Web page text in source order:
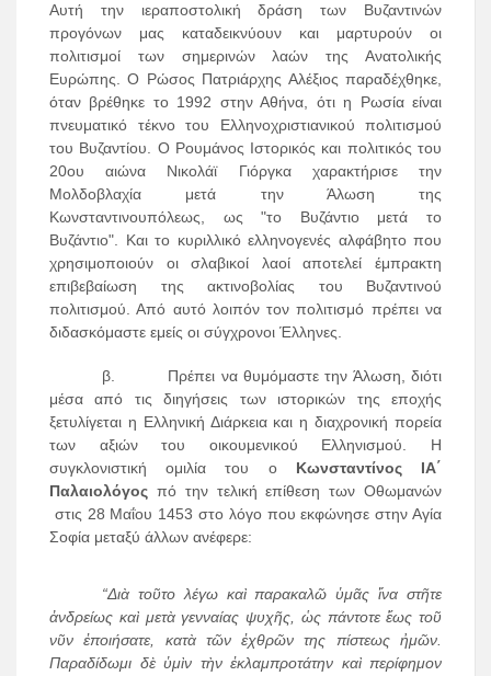
Αυτή την ιεραποστολική δράση των Βυζαντινών
προγόνων μας καταδεικνύουν και μαρτυρούν οι
πολιτισμοί των σημερινών λαών της Ανατολικής
Ευρώπης. Ο Ρώσος Πατριάρχης Αλέξιος παραδέχθηκε,
όταν βρέθηκε το 1992 στην Αθήνα, ότι η Ρωσία είναι
πνευματικό τέκνο του Ελληνοχριστιανικού πολιτισμού
του Βυζαντίου. Ο Ρουμάνος Ιστορικός και πολιτικός του
20ου αιώνα Νικολάϊ Γιόργκα χαρακτήρισε την
Μολδοβλαχία μετά την Άλωση της
Κωνσταντινουπόλεως, ως "το Βυζάντιο μετά το
Βυζάντιο". Και το κυριλλικό ελληνογενές αλφάβητο που
χρησιμοποιούν οι σλαβικοί λαοί αποτελεί έμπρακτη
επιβεβαίωση της ακτινοβολίας του Βυζαντινού
πολιτισμού. Από αυτό λοιπόν τον πολιτισμό πρέπει να
διδασκόμαστε εμείς οι σύγχρονοι Έλληνες.
β. Πρέπει να θυμόμαστε την Άλωση, διότι
μέσα από τις διηγήσεις των ιστορικών της εποχής
ξετυλίγεται η Ελληνική Διάρκεια και η διαχρονική πορεία
των αξιών του οικουμενικού Ελληνισμού. Η
συγκλονιστική ομιλία του o
Κωνσταντίνος ΙΑ΄
Παλαιολόγος πό την τελική επίθεση των Οθωμανών
στις 28 Μαΐου 1453 στο λόγο που εκφώνησε στην Αγία
Σοφία μεταξύ άλλων ανέφερε:
“Διὰ τοῦτο λέγω καὶ παρακαλῶ ὑμᾶς ἴνα στῆτε
ἀνδρείως καὶ μετὰ γενναίας ψυχῆς, ὡς πάντοτε ἕως τοῦ
νῦν ἐποιήσατε, κατὰ τῶν ἐχθρῶν της πίστεως ἠμῶν.
Παραδίδωμι δὲ ὑμὶν τὴν ἐκλαμπροτάτην καὶ περίφημον